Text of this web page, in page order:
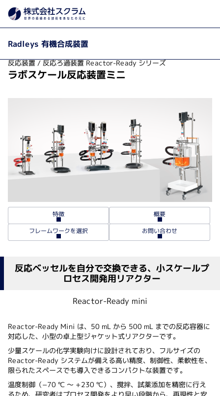
ラボスケール反応装置ミニ
反応装置 / 反応ろ過装置 Reactor-Ready シリーズ
特徴 概要
フレームワークを選択 お問い合わせ
反応ベッセルを自分で交換できる、小スケールプ
ロセス開発用リアクター
Reactor-Ready mini
Reactor-Ready Mini は、50 mL から 500 mL までの反応容器に
対応した、小型の卓上型ジャケット式リアクターです。
少量スケールの化学実験向けに設計されており、フルサイズの
Reactor-Ready システムが備える高い精度、制御性、柔軟性を、
限られたスペースでも導入できるコンパクトな装置です。
温度制御（−70 ℃ ～ +230 ℃）、撹拌、試薬添加を精密に行え
るため、研究者はプロセス開発をより早い段階から、再現性と安
Radleys 有機合成装置